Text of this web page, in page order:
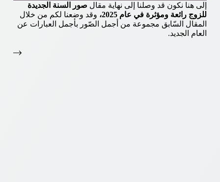
إلى هنا نكون قد وصلنا إلى نهاية مقال صور السنة الجديدة
للزوج رائعة ومؤثرة في عام 2025،
وقد وضعنا لكم من خلال
المقال السّابق مجموعة من أجمل الصّور بأجمل العبارات عن
العام الجديد.